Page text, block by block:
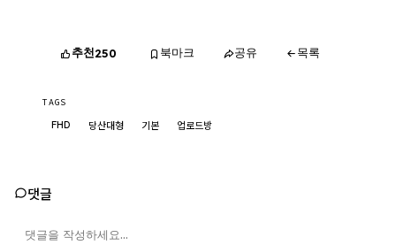
추천250 북마크 공유 목록
TAGS
FHD 당산대형 기본 업로드방
댓글